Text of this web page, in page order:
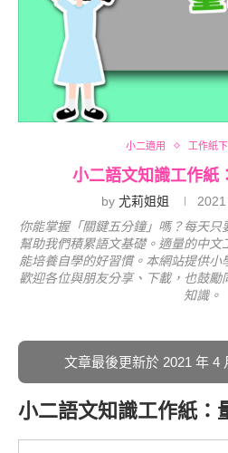
小二適用 工作紙
小二語文知識工作紙
by 尤莉姐姐
你能掌握「關鍵五分鐘」嗎？每天
幫助我們積累語文基礎。適量的中
能培養自學的好習慣。本網站提供小
歡迎各位與朋友分享、下載，也鼓
知識。
文章最後更新於 2021 年 4
小二語文知識工作紙：